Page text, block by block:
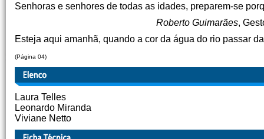
Senhoras e senhores de todas as idades, preparem-se
Roberto Guimarães,
Esteja aqui amanhã, quando a cor da água do rio passar
(Página 04)
Laura Telles
Leonardo Miranda
Viviane Netto